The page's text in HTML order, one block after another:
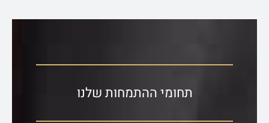
תחומי ההתמחות שלנו